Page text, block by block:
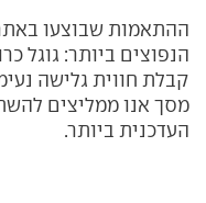
ההתאמות שבוצעו
הנפוצים ביותר: גוגל
קבלת חווית גלישה
העדכנית ביותר.